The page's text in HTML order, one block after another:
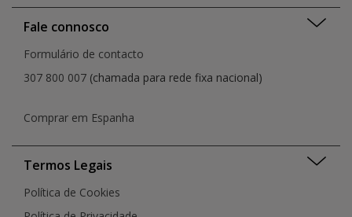
Fale connosco
Formulário de contacto
307 800 007 (chamada para rede fixa nacional)
Comprar em Espanha
Termos Legais
Política de Cookies